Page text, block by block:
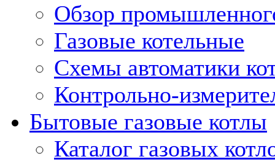
Обзор
Газовые котельные
Схемы автоматики
Контрольно-
Бытовые газовые котлы
Каталог газовых